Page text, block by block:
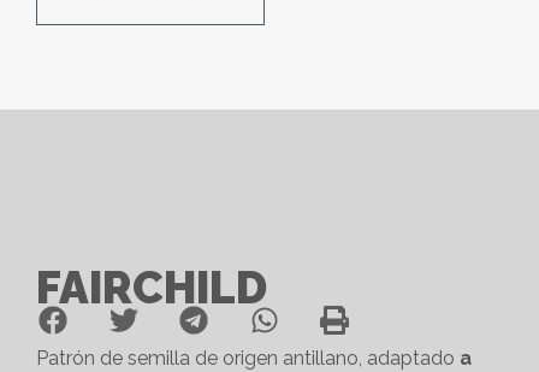
FAIRCHILD
Patrón de semilla de origen antillano, adaptado a